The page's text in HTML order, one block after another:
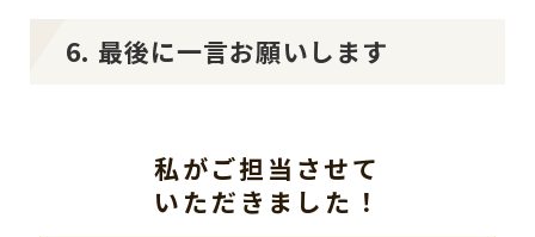
6. 最後に一言お願いします
私がご担当させて
いただきました！